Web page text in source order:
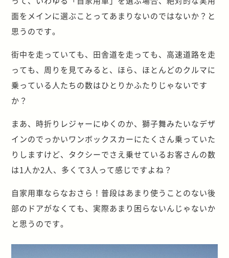
面をメインに選ぶことってあまりないのではないか？と
思うのです。
街中を走っていても、田舎道を走っても、高速道路を走
っても、周りを見てみると、ほら、ほとんどのクルマに
乗っている人たちの数はひとりかふたりじゃないです
か？
まあ、時折りレジャーにゆくのか、獅子舞みたいなデザ
インのでっかいワンボックスカーにたくさん乗っていた
りしますけど、タクシーでさえ乗せているお客さんの数
は1人か2人、多くて3人って感じですよね？
自家用車ならなおさら！普段はあまり使うことのない後
部のドアがなくても、実際あまり困らないんじゃないか
と思うのです。